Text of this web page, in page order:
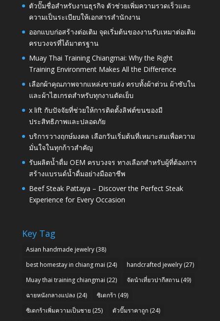
ตัวปั๊มชื่อสำหรับงานธุรกิจ ตัวช่วยเพิ่มความรวดเร็วและ
ความเป็นระเบียบให้เอกสารสำนักงาน
ออกแบบก่อสร้างต่อเติม จุดเริ่มต้นของงานรับเหมาต่อเติม
ครบวงจรที่ได้มาตรฐาน
Muay Thai Training Chiangmai: Why the Right
Training Environment Makes All the Difference
เลือกผ้าคุณภาพจากแหล่งขายส่ง ครบทั้งผ้าต่วน ผ้าซับใน
และผ้าไฮเกรดสำหรับทุกงานตัดเย็บ
x lift กับปัจจัยที่ช่วยให้การติดตั้งลิฟต์ขนของมี
ประสิทธิภาพและปลอดภัย
บริการวางฤกษ์มงคล เลือกวันเริ่มต้นที่เหมาะสมเพื่อความ
มั่นใจในทุกก้าวสำคัญ
รับผลิตน้ำดื่ม OEM ครบวงจร ทางเลือกสำหรับผู้ที่ต้องการ
สร้างแบรนด์น้ำดื่มอย่างมืออาชีพ
Beef Steak Pattaya – Discover the Perfect Steak
Experience for Every Occasion
Key Tag
Asian handmade jewelry(38)
best homestay in chiang mai (24) handcrafted jewelry(27)
Muay thai training chiangmai (22) จัดนำเที่ยวปากีสถาน(49)
ฉายหนังกลางแปลง (24) ซิเดกร้า (49)
ซิเดกร้าเพิ่มความเป็นชาย (25) ตัวปั๊มราคาถูก(24)